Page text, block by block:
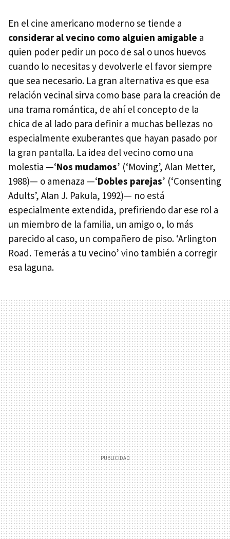
En el cine americano moderno se tiende a
considerar al vecino como alguien amigable a
quien poder pedir un poco de sal o unos huevos
cuando lo necesitas y devolverle el favor siempre
que sea necesario. La gran alternativa es que esa
relación vecinal sirva como base para la creación de
una trama romántica, de ahí el concepto de la
chica de al lado para definir a muchas bellezas no
especialmente exuberantes que hayan pasado por
la gran pantalla. La idea del vecino como una
molestia —‘Nos mudamos’ (‘Moving’, Alan Metter,
1988)— o amenaza —‘Dobles parejas’ (‘Consenting
Adults’, Alan J. Pakula, 1992)— no está
especialmente extendida, prefiriendo dar ese rol a
un miembro de la familia, un amigo o, lo más
parecido al caso, un compañero de piso. ‘Arlington
Road. Temerás a tu vecino’ vino también a corregir
esa laguna.